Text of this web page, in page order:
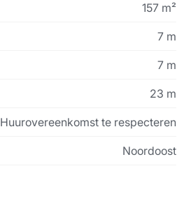
157 m²
7 m
7 m
23 m
Huurovereenkomst te respecteren
Noordoost